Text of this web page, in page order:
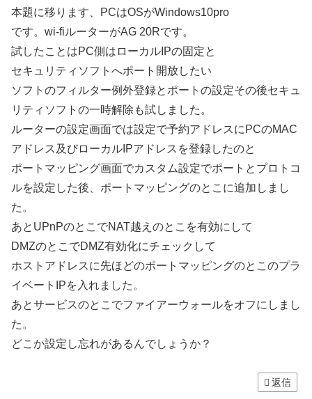
本題に移ります、PCはOSがWindows10pro
です。wi-fiルーターがAG 20Rです。
試したことはPC側はローカルIPの固定と
セキュリティソフトへポート開放したい
ソフトのフィルター例外登録とポートの設定その後セキュ
リティソフトの一時解除も試しました。
ルーターの設定画面では設定で予約アドレスにPCのMAC
アドレス及びローカルIPアドレスを登録したのと
ポートマッピング画面でカスタム設定でポートとプロトコ
ルを設定した後、ポートマッピングのとこに追加しまし
た。
あとUPnPのとこでNAT越えのとこを有効にして
DMZのとこでDMZ有効化にチェックして
ホストアドレスに先ほどのポートマッピングのとこのプラ
イベートIPを入れました。
あとサービスのとこでファイアーウォールをオフにしまし
た。
どこか設定し忘れがあるんでしょうか？
返信